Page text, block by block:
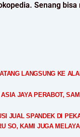
Senang
LANGSUNG KE
JAYA PERABOT,
JUAL SPANDEK DI
SO, KAMI JUGA